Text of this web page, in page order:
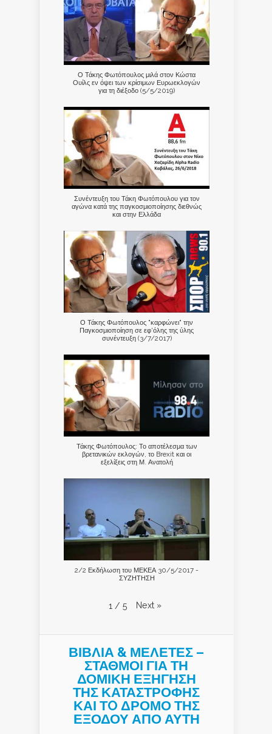
Ο Τάκης Φωτόπουλος μιλά στον Κώστα
Ουίλς εν όψει των κρίσιμων Ευρωεκλογών
για τη διέξοδο (5/5/2019)
Συνέντευξη του Τάκη Φωτόπουλου για τον
αγώνα κατά της παγκοσμιοποίησης διεθνώς
και στην Ελλάδα
Ο Τάκης Φωτόπουλος "καρφώνει" την
Παγκοσμιοποίηση σε εφ'όλης της ύλης
συνέντευξη (3/7/2017)
Τάκης Φωτόπουλος: Το αποτέλεσμα των
βρετανικών εκλογών, το Brexit και οι
εξελίξεις στη Μ. Ανατολή
2/2 Εκδήλωση του ΜΕΚΕΑ 30/5/2017 -
ΣΥΖΗΤΗΣΗ
1 / 5 Next »
ΒΙΒΛΙΑ & ΜΕΛΕΤΕΣ –
ΣΤΑΘΜΟΙ ΓΙΑ ΤΗ
ΔΟΜΙΚΗ ΕΞΗΓΗΣΗ
ΤΗΣ ΚΑΤΑΣΤΡΟΦΗΣ
ΚΑΙ ΤO ΔΡΟΜΟ ΤΗΣ
ΕΞΟΔΟΥ ΑΠΟ ΑΥΤΗ